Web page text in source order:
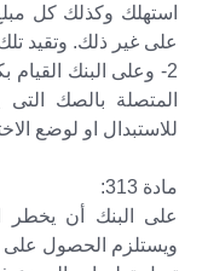
استهلك وكذلك كل
على غير ذلك. وتقيد
2- وعلى البنك
المتصلة بالصك
للاستبدال او لوضع
مادة 313:
على البنك أن يخطر
ويستلزم الحصول على